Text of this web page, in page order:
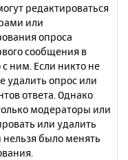
редактироваться
или
опроса
сообщения в
ним. Если никто не
удалить опрос или
ответа. Однако
модераторы или
или удалить
нельзя было менять